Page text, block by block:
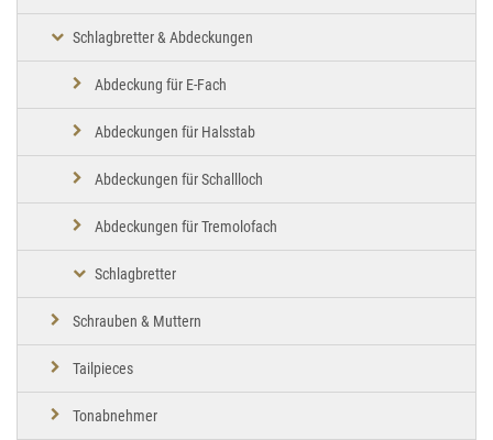
Schlagbretter & Abdeckungen
Abdeckung für E-Fach
Abdeckungen für Halsstab
Abdeckungen für Schallloch
Abdeckungen für Tremolofach
Schlagbretter
Schrauben & Muttern
Tailpieces
Tonabnehmer